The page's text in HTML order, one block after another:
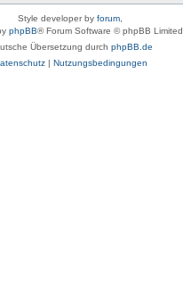
Style developer by forum
phpBB® Forum Software © phpBB Limited
Übersetzung durch phpBB.de
| Nutzungsbedingungen